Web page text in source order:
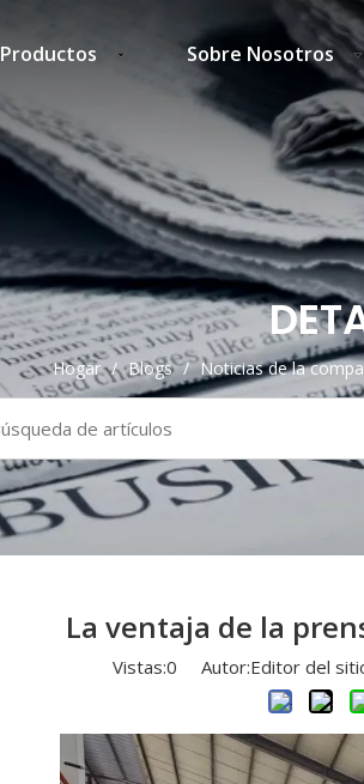
Productos Sobre Nosotros
Hogar / Blogs / Noticias de la
La ventaja de la
Vistas:0 Autor:Editor del